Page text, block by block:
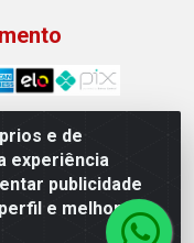
e de
experiência
publicidade
e melhorar a
LTDA -
- Centro - Oeiras/PI
0001-50